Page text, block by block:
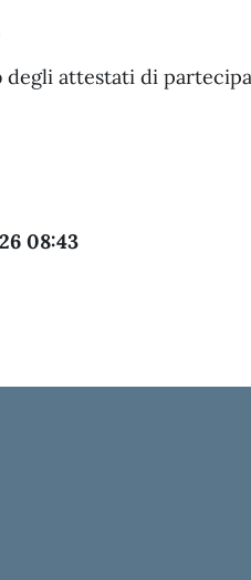
degli attestati di
08:43